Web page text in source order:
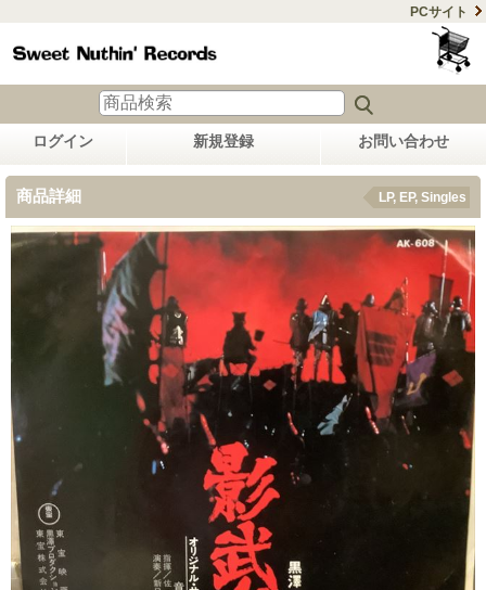
PCサイト
ログイン 新規登録 お問い合わせ
商品詳細 LP, EP, Singles